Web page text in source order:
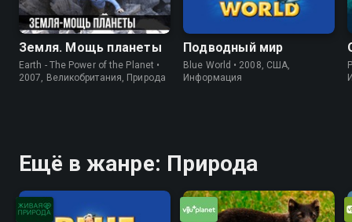
Земля. Мощь планеты
Earth - The Power of the Planet •
2007, Великобритания, Природа
Подводный мир
Blue World • 2008, США,
Информация
Ещё в жанре: Природа